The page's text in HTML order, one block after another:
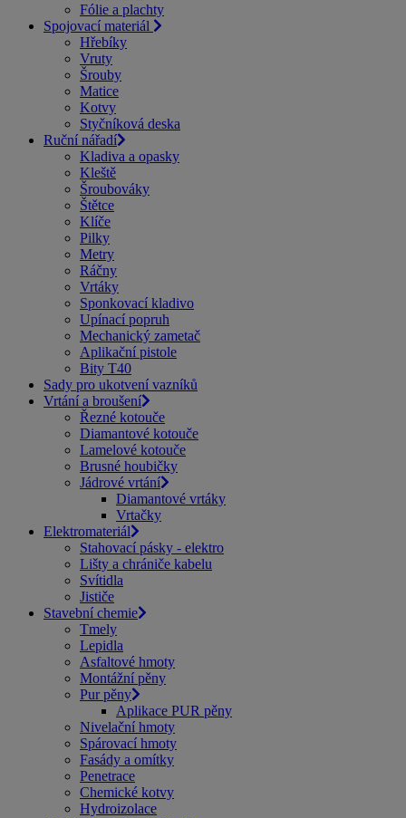
Fólie a plachty
Spojovací materiál
Hřebíky
Vruty
Šrouby
Matice
Kotvy
Styčníková deska
Ruční nářadí
Kladiva a opasky
Kleště
Šroubováky
Štětce
Klíče
Pilky
Metry
Ráčny
Vrtáky
Sponkovací kladivo
Upínací popruh
Mechanický zametač
Aplikační pistole
Bity T40
Sady pro ukotvení vazníků
Vrtání a broušení
Řezné kotouče
Diamantové kotouče
Lamelové kotouče
Brusné houbičky
Jádrové vrtání
Diamantové vrtáky
Vrtačky
Elektromateriál
Stahovací pásky - elektro
Lišty a chrániče kabelu
Svítidla
Jističe
Stavební chemie
Tmely
Lepidla
Asfaltové hmoty
Montážní pěny
Pur pěny
Aplikace PUR pěny
Nivelační hmoty
Spárovací hmoty
Fasády a omítky
Penetrace
Chemické kotvy
Hydroizolace